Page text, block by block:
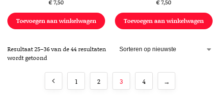
€7,50
Toevoegen aan winkelwagen
€7,50
Toevoegen aan winkelwagen
Resultaat 25–36 van de 44 resultaten
wordt getoond
1 2 3 4 →